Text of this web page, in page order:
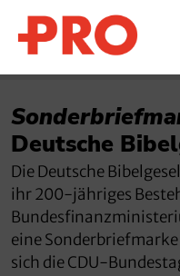
Deutsche
Die Deutsche
ihr 200-jähriges
eine
sich die CDU-